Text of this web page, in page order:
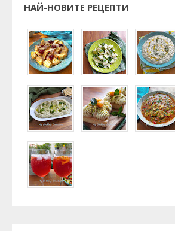
НАЙ-НОВИТЕ РЕЦЕПТИ